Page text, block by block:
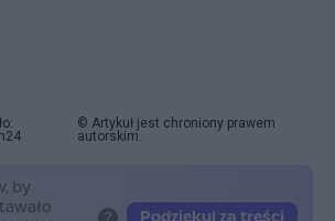
© Artykuł jest chroniony prawem
autorskim.